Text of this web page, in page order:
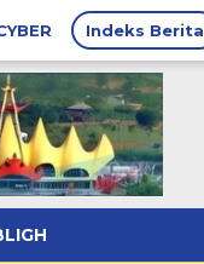
Indeks Berita